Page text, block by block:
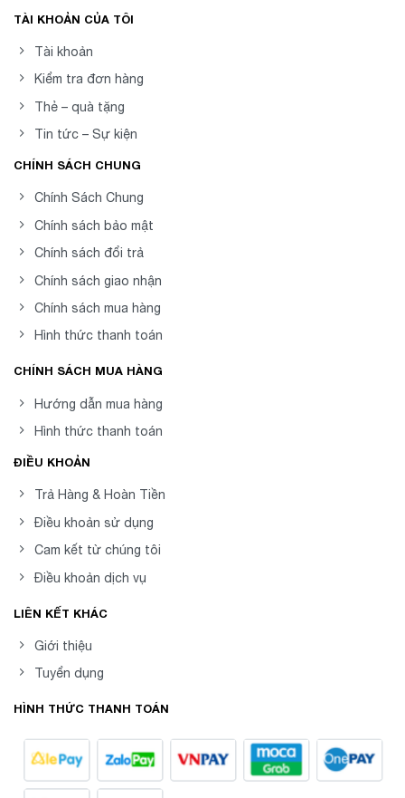
TÀI KHOẢN CỦA TÔI
Tài khoản
Kiểm tra đơn hàng
Thẻ – quà tặng
Tin tức – Sự kiện
CHÍNH SÁCH CHUNG
Chính Sách Chung
Chính sách bảo mật
Chính sách đổi trả
Chính sách giao nhận
Chính sách mua hàng
Hình thức thanh toán
CHÍNH SÁCH MUA HÀNG
Hướng dẫn mua hàng
Hình thức thanh toán
ĐIỀU KHOẢN
Trả Hàng & Hoàn Tiền
Điều khoản sử dụng
Cam kết từ chúng tôi
Điều khoản dịch vụ
LIÊN KẾT KHÁC
Giới thiệu
Tuyển dụng
HÌNH THỨC THANH TOÁN